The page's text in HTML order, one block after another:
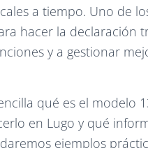
a tiempo. Uno de
hacer la declaración
y a gestionar
qué es el modelo
en Lugo y qué
ejemplos